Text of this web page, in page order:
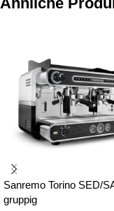
Sanremo Torino SED/
gruppig